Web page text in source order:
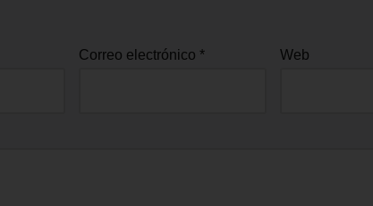
Correo electrónico * Web